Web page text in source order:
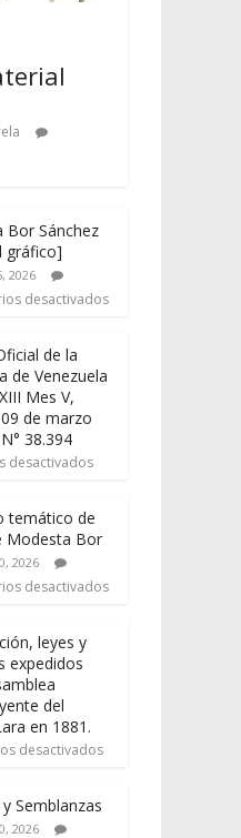
Bor Sánchez
gráfico]
2026
desactivados
de la
de Venezuela
Mes V,
de marzo
38.394
desactivados
temático de
Modesta Bor
2026
desactivados
leyes y
expedidos
del
en 1881.
desactivados
Semblanzas
2026